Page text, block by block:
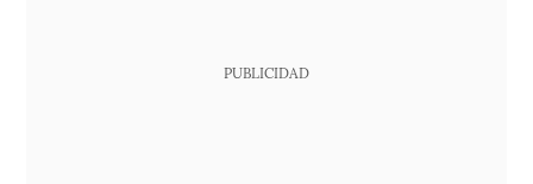
PUBLICIDAD